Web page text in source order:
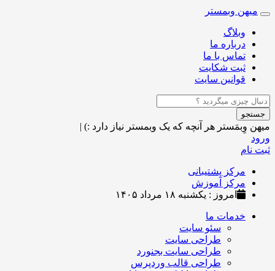
Toggle
navigation
میهن وبمستر
وبلاگ
درباره ما
تماس با ما
ثبت شکایت
قوانین سایت
جستجو
میهن وِبمَستر هر آنچه که یک وبمستر نیاز دارد :) |
ورود
ثبت نام
مرکز پشتیبانی
مرکز آموزش
امروز : یکشنبه ۱۸ مرداد ۱۴۰۵
خدمات ما
سئو سایت
طراحی سایت
طراحی سایت بجنورد
طراحی قالب وردپرس